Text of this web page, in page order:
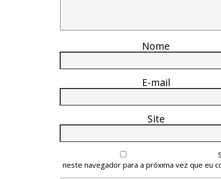
Nome
E-mail
Site
neste navegador para a próxima vez que eu